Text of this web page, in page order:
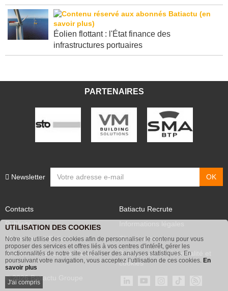
Éolien flottant : l'État finance des
infrastructures portuaires
PARTENAIRES
Newsletter
Contacts
Publicité
Abonnement Batiactu
Voir les contenus+ de Batiactu
Batiactu Recrute
Site annonceurs
Politique de confidentialité et
cookies
© 2026 Batiactu Groupe
UTILISATION DES COOKIES
Notre site utilise des cookies afin de personnaliser le contenu pour vous
proposer des services et offres liés à vos centres d'intérêt, gérer les
fonctionnalités de notre site et réaliser des analyses statistiques. En
poursuivant votre navigation, vous acceptez l’utilisation de ces cookies. En
savoir plus
J'ai compris